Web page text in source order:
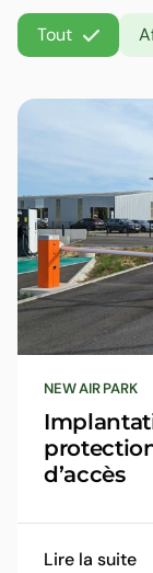
Tout
NEW AIR PARK
d’accès
Lire la suite